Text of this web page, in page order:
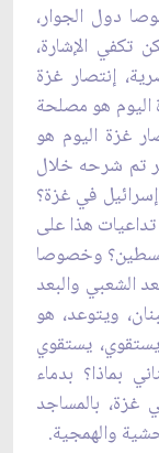
دول الجوار،
تكفي الإشارة،
‏إنتصار غزة
اليوم هو مصلحة
غزة اليوم هو
تم شرحه خلال
إسرائيل في غزة؟
‏هذا على
وخصوصا
الشعبي والبعد
ويتوعد، هو
يستقوي
بماذا؟ بدماء
غزة، بالمساجد
والهمجية.